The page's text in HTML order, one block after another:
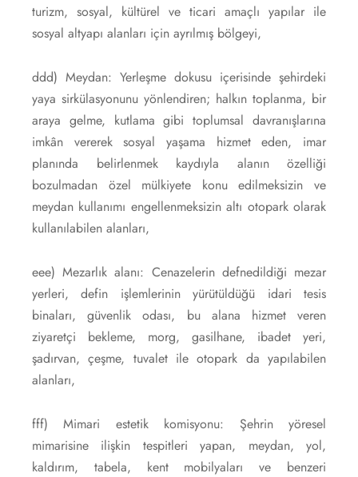
turizm, sosyal, kültürel ve ticari amaçlı yapılar ile
sosyal altyapı alanları için ayrılmış bölgeyi,
ddd) Meydan: Yerleşme dokusu içerisinde şehirdeki
yaya sirkülasyonunu yönlendiren; halkın toplanma, bir
araya gelme, kutlama gibi toplumsal davranışlarına
imkân vererek sosyal yaşama hizmet eden, imar
planında belirlenmek kaydıyla alanın özelliği
bozulmadan özel mülkiyete konu edilmeksizin ve
meydan kullanımı engellenmeksizin altı otopark olarak
kullanılabilen alanları,
eee) Mezarlık alanı: Cenazelerin defnedildiği mezar
yerleri, defin işlemlerinin yürütüldüğü idari tesis
binaları, güvenlik odası, bu alana hizmet veren
ziyaretçi bekleme, morg, gasilhane, ibadet yeri,
şadırvan, çeşme, tuvalet ile otopark da yapılabilen
alanları,
fff) Mimari estetik komisyonu: Şehrin yöresel
mimarisine ilişkin tespitleri yapan, meydan, yol,
kaldırım, tabela, kent mobilyaları ve benzeri